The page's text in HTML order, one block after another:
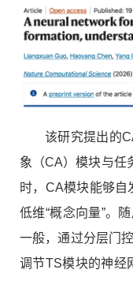
该研究提出的
象（CA）模块与任
时，CA模块能够自
低维“概念向量”。
一般，通过分层门
调节TS模块的神经